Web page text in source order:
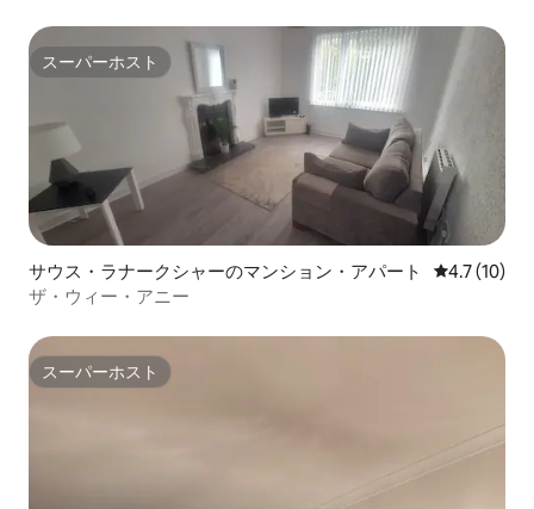
スーパーホスト
スーパーホスト
サウス・ラナークシャーのマンション・アパート レビュー10
4.7 (10)
ザ・ウィー・アニー
スーパーホスト
スーパーホスト